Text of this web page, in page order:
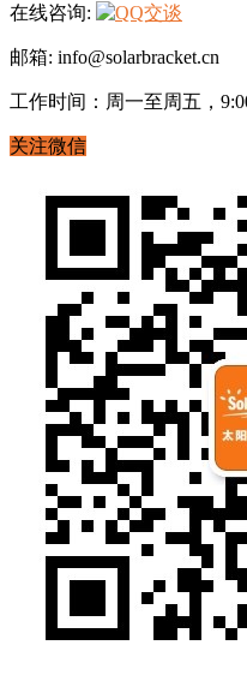
在线咨询:
邮箱: info@solarbracket.cn
工作时间：周一至周五，
关注微信